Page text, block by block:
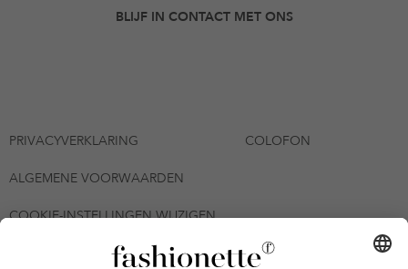
BLIJF IN CONTACT MET ONS
PRIVACYVERKLARING COLOFON
ALGEMENE VOORWAARDEN
COOKIE-INSTELLINGEN WIJZIGEN
© 2026 - fashionette Plattform GmbH